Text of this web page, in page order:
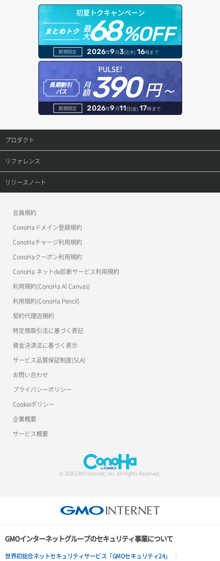
ボリュームイメージ保存
ボリュームタイプ一覧取得
ボリュームタイプ詳細取得
ボリューム一覧取得
ボリューム削除
ボリューム更新
ボリューム詳細一覧取得
自動バックアップ有効化
アタッチ済みボリューム一覧
アタッチ済みボリューム詳細取得
コンソールURL発行
サーバーに紐づくアドレス取得
サーバーに紐づくアドレス取得（ネットワーク指定）
サーバープラン一覧取得
サーバープラン変更
サーバープラン詳細一覧取得
サーバープラン詳細取得
サーバーメタデータ取得
サーバーメタデータ更新（ネームタグ変更）
サーバー一覧取得
サーバー作成
サーバー再構築（OS再インストール）
サーバー利用状況グラフ（ディスクIO）
サーバー削除
ポートデタッチ
ボリュームアタッチ
セキュリティグループ ルール一覧取得
セキュリティグループ ルール作成
セキュリティグループ ルール削除
セキュリティグループ ルール詳細取得
セキュリティグループ一覧取得
ネットワーク一覧取得
ネットワーク作成（ローカルネットワーク用）
ネットワーク削除（ローカルネットワーク用）
ネットワーク詳細取得
ポート一覧取得
ポート作成（ローカルネットワーク用）
ポート作成（追加IP用）
ポート削除
ポート詳細取得
ヘルスモニタ一覧取得
ヘルスモニタ作成
ヘルスモニタ削除
ヘルスモニタ更新
ヘルスモニタ詳細取得
メンバー更新
メンバー詳細取得
メンバー追加
リスナー作成
リスナー削除
リスナー更新
リスナー詳細取得
ロードバランサー一覧取得
ロードバランサー削除
ロードバランサー更新
ロードバランサー詳細取得
ロードバランサー追加
オブジェクトダウンロード
オブジェクトバージョン管理
オブジェクト一覧取得
オブジェクト削除
オブジェクト削除予約
オブジェクト複製
オブジェクト詳細取得
コンテナ一覧取得
コンテナ作成
コンテナ削除
ラージオブジェクトアップロード(DLO)
一時的Web公開
ドメイン情報登録
ドメイン詳細取得
レコード一覧取得
レコード作成
レコード更新
レコード詳細取得
初夏トクキャンペーン
まとめトク 最
大68%OFF
期間限定 2026年9月3日(木) 16時まで
PULSE!
長期割引
パス
月
額390円～
期間限定 2026年9月11日(金) 17時まで
プロダクト
プロダクトトップ
ConoHa VPS(Ver.3.0)
ConoHa for GAME
リファレンス
リファレンストップ
OpenStack CLI
Terraform
s3cmd
公開API(ConoHa VPS Ver.2.0)
リリースノート
会員規約
ConoHaドメイン登録規約
ConoHaチャージ利用規約
ConoHaクーポン利用規約
ConoHa ネットde診断サービス利用規約
利用規約(ConoHa AI Canvas)
利用規約(ConoHa Pencil)
契約代理店規約
特定商取引法に基づく表記
資金決済法に基づく表示
サービス品質保証制度(SLA)
お問い合わせ
プライバシーポリシー
Cookieポリシー
企業概要
サービス概要
© 2026 GMO Internet, Inc. All Rights Reserved.
GMOインターネットグループのセキュリティ事業について
世界初総合ネットセキュリティサービス「GMOセキュリティ24」